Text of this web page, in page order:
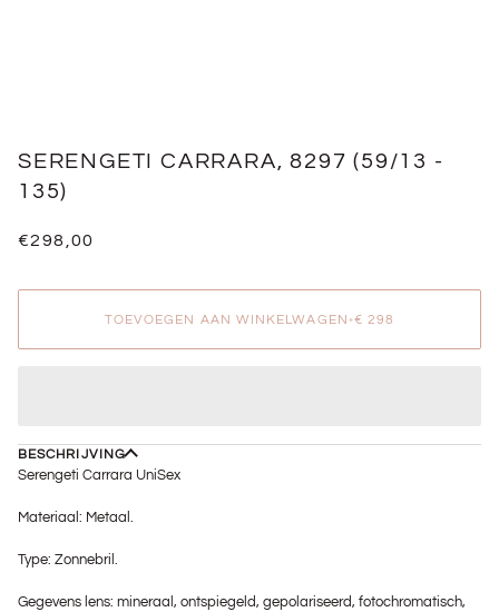
SERENGETI CARRARA, 8297 (59/13 -
135)
€298,00
TOEVOEGEN AAN WINKELWAGEN•€ 298
BESCHRIJVING
Serengeti Carrara UniSex
Materiaal: Metaal.
Type: Zonnebril.
Gegevens lens: mineraal, ontspiegeld, gepolariseerd, fotochromatisch,